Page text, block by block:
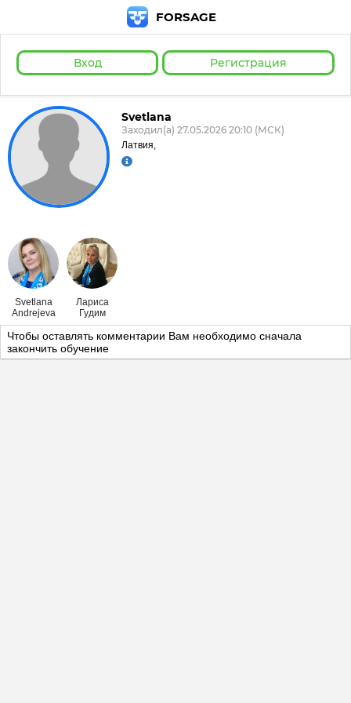
FORSAGE
Вход Регистрация
Svetlana
Заходил(а) 27.05.2026 20:10 (МСК)
Латвия,
Svetlana
Andrejeva
Лариса
Гудим
Чтобы оставлять комментарии Вам необходимо сначала
закончить обучение